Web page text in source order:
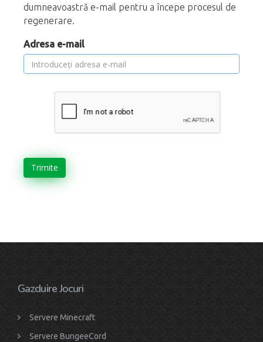
dumneavoastră e-mail pentru a începe procesul de
regenerare.
Adresa e-mail
Trimite
Gazduire Jocuri
Servere Minecraft
Servere BungeeCord